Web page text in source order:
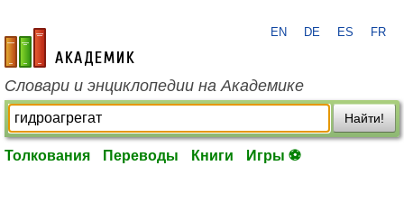
academic.ru
EN DE ES FR
Словари и энциклопедии на Академике
Найти!
Толкования Переводы Книги Игры ⚽